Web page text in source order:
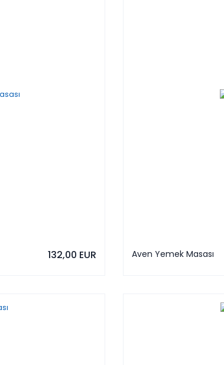
132,00 EUR Aven Yemek Masası